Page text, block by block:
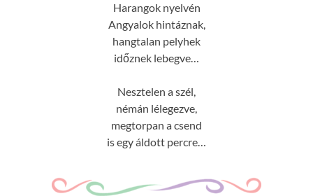
Harangok nyelvén
Angyalok hintáznak,
hangtalan pelyhek
időznek lebegve…
Nesztelen a szél,
némán lélegezve,
megtorpan a csend
is egy áldott percre…